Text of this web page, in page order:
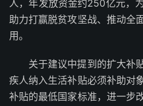
人，年发放资金约250亿元，
助力打赢脱贫攻坚战、推动全
用。
关于建议中提到的扩大补
疾人纳入生活补贴必须补助对
补贴的最低国家标准，进一步